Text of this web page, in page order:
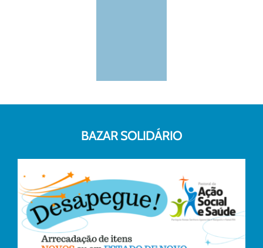
BAZAR SOLIDÁRIO